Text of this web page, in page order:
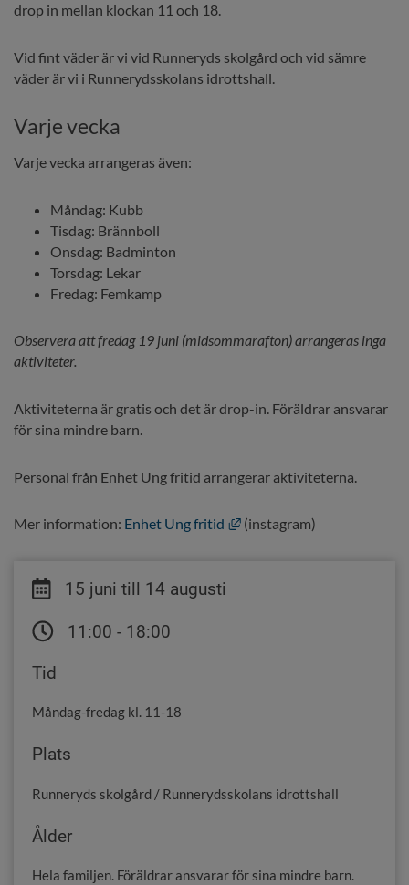
drop in mellan klockan 11 och 18.
Vid fint väder är vi vid Runneryds skolgård och vid sämre
väder är vi i Runnerydsskolans idrottshall.
Varje vecka
Varje vecka arrangeras även:
Måndag: Kubb
Tisdag: Brännboll
Onsdag: Badminton
Torsdag: Lekar
Fredag: Femkamp
Observera att fredag 19 juni (midsommarafton) arrangeras inga
aktiviteter.
Aktiviteterna är gratis och det är drop-in. Föräldrar ansvarar
för sina mindre barn.
Personal från Enhet Ung fritid arrangerar aktiviteterna.
Mer information: Enhet Ung fritid Länk till annan webbplats,
(instagram)
15 juni till 14 augusti
11:00 - 18:00
Tid
Måndag-fredag kl. 11-18
Plats
Runneryds skolgård / Runnerydsskolans idrottshall
Ålder
Hela familjen. Föräldrar ansvarar för sina mindre barn.